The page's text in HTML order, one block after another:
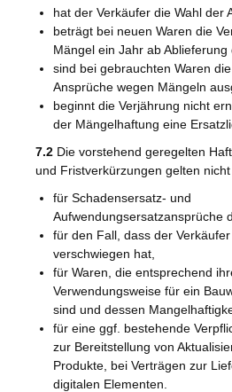
hat der Verkäufer die Wahl der
beträgt bei neuen Waren die
Mängel ein Jahr ab Ablieferung
sind bei gebrauchten Waren
Ansprüche wegen Mängeln
beginnt die Verjährung nicht
der Mängelhaftung eine
7.2 Die vorstehend geregelten
und Fristverkürzungen gelten nicht
für Schadensersatz- und
Aufwendungsersatzansprüche
für den Fall, dass der
verschwiegen hat,
für Waren, die entsprechend
Verwendungsweise für ein
sind und dessen
für eine ggf. bestehende
zur Bereitstellung von
Produkte, bei Verträgen zur
digitalen Elementen.